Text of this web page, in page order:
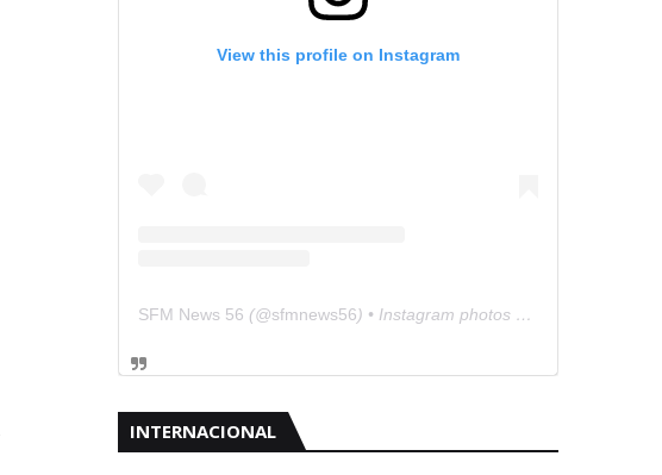
View this profile on Instagram
SFM News 56 (@sfmnews56) • Instagram photos and videos
INTERNACIONAL